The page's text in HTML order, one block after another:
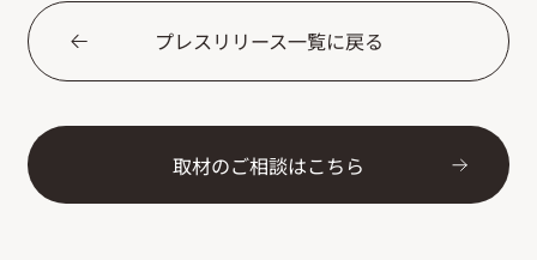
プレスリリース一覧に戻る
取材のご相談はこちら